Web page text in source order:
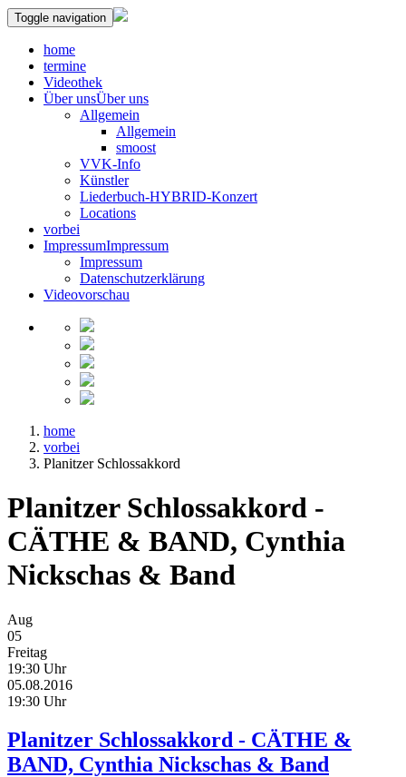
Toggle navigation
home
termine
Videothek
Über unsÜber uns
Allgemein
Allgemein
smoost
VVK-Info
Künstler
Liederbuch-HYBRID-Konzert
Locations
vorbei
ImpressumImpressum
Impressum
Datenschutzerklärung
Videovorschau
home
vorbei
Planitzer Schlossakkord
Planitzer Schlossakkord -
CÄTHE & BAND, Cynthia
Nickschas & Band
Aug
05
Freitag
19:30 Uhr
05.08.2016
19:30 Uhr
Planitzer Schlossakkord - CÄTHE &
BAND, Cynthia Nickschas & Band